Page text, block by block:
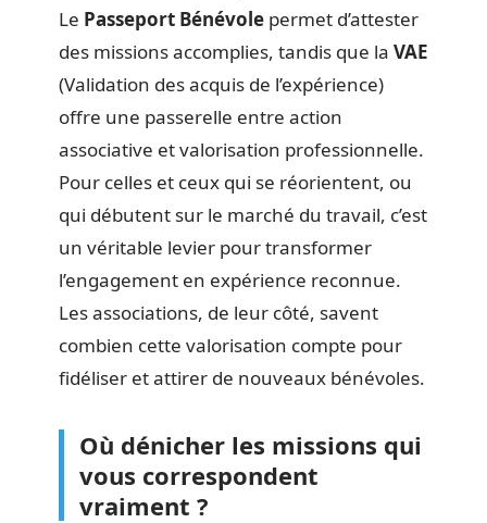
Le Passeport Bénévole permet d’attester
des missions accomplies, tandis que la VAE
(Validation des acquis de l’expérience)
offre une passerelle entre action
associative et valorisation professionnelle.
Pour celles et ceux qui se réorientent, ou
qui débutent sur le marché du travail, c’est
un véritable levier pour transformer
l’engagement en expérience reconnue.
Les associations, de leur côté, savent
combien cette valorisation compte pour
fidéliser et attirer de nouveaux bénévoles.
Où dénicher les missions qui
vous correspondent
vraiment ?